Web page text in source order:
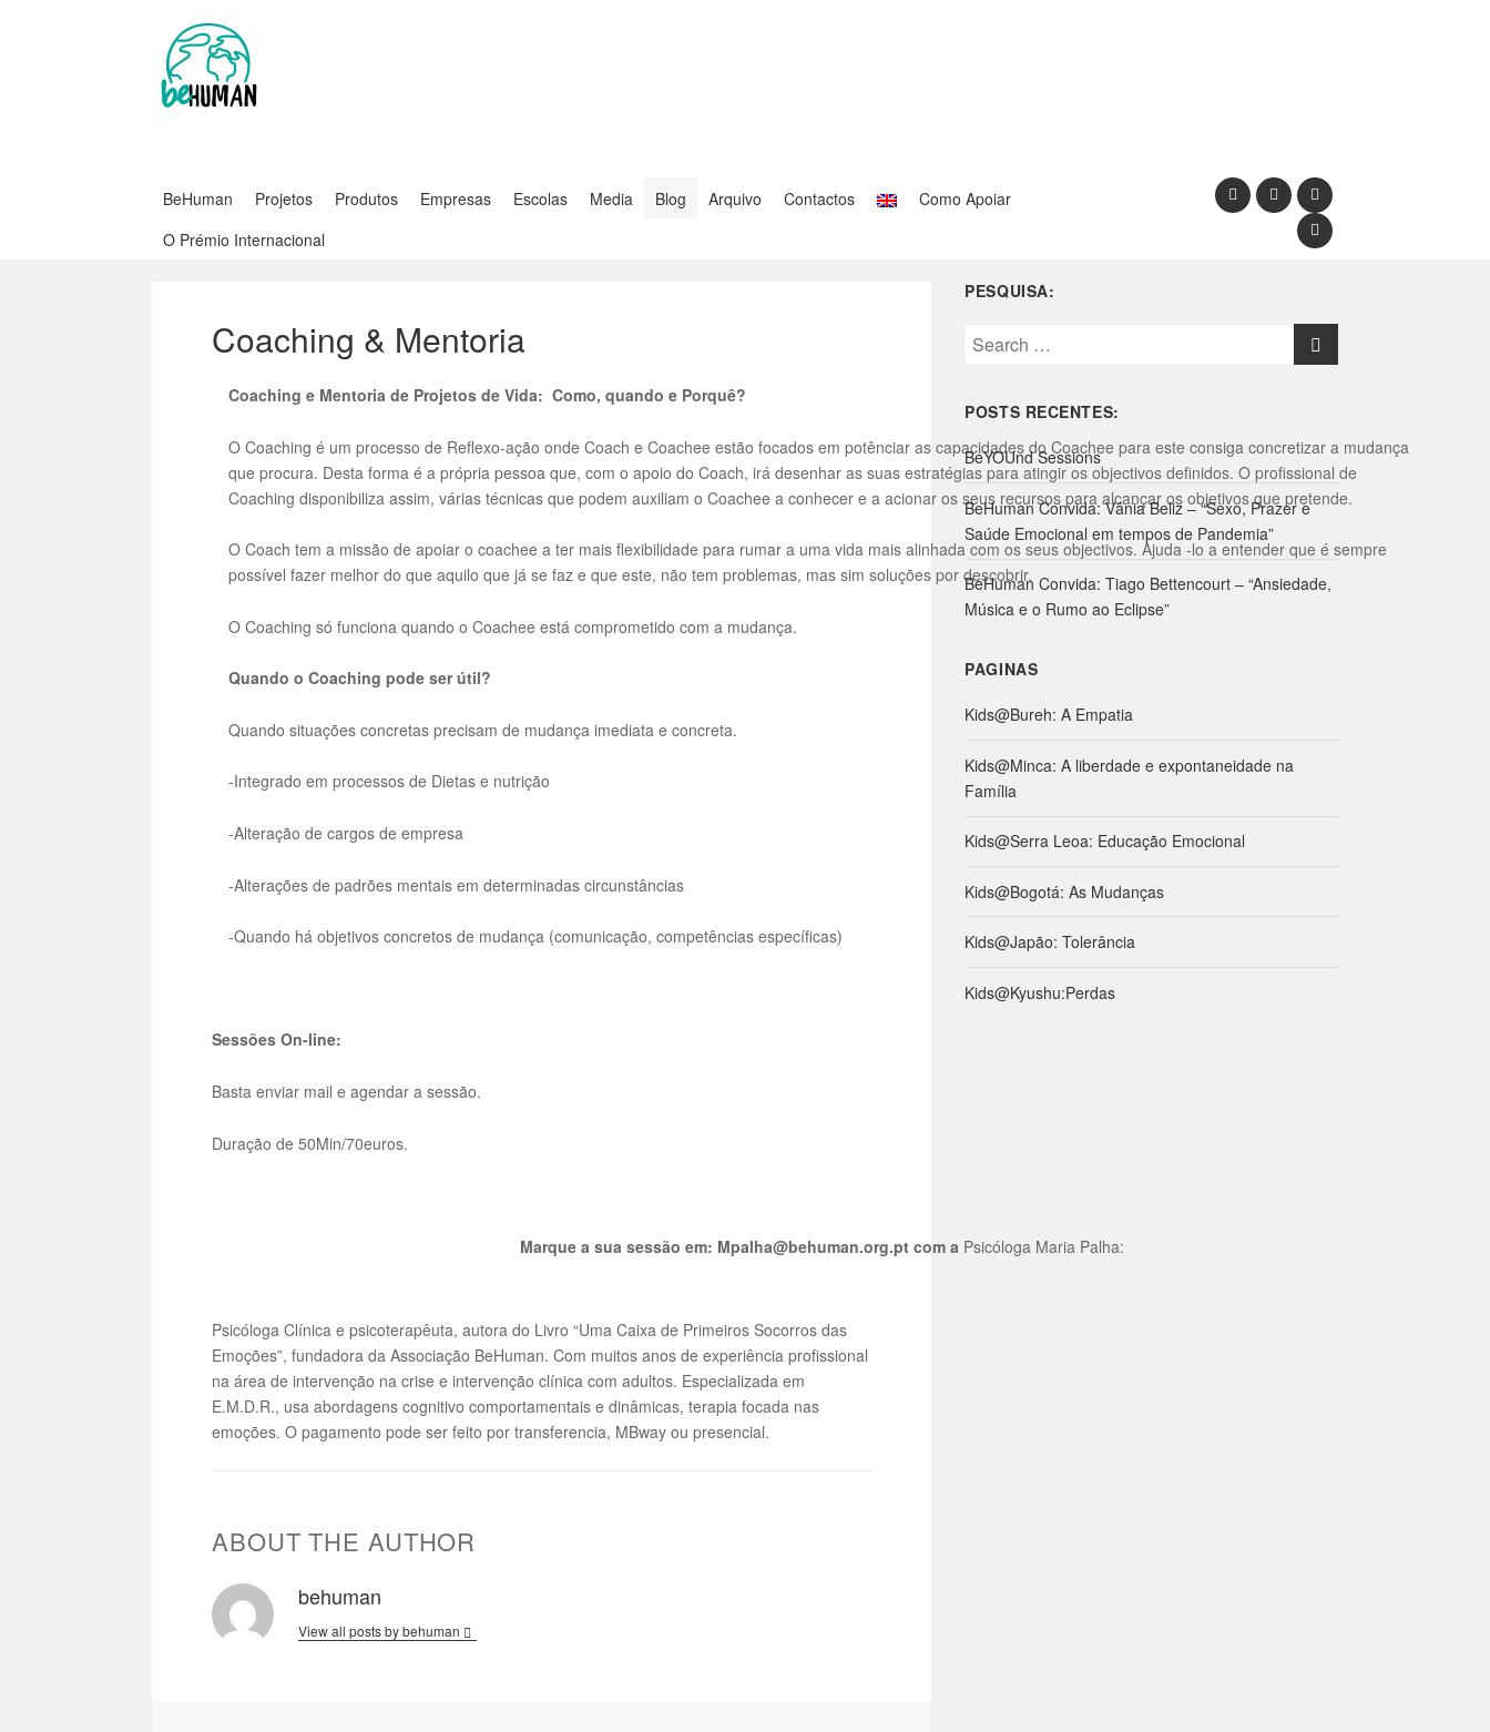
BeHuman Projetos Produtos Empresas Escolas Media Blog Arquivo Contactos
Como Apoiar
O Prémio Internacional
Coaching & Mentoria
Coaching e Mentoria de Projetos de Vida: Como, quando e Porquê?
O Coaching é um processo de Reflexo-ação onde Coach e Coachee estão focados em potênciar as capacidades do Coachee para este consiga concretizar a mudança
que procura. Desta forma é a própria pessoa que, com o apoio do Coach, irá desenhar as suas estratégias para atingir os objectivos definidos. O profissional de
Coaching disponibiliza assim, várias técnicas que podem auxiliam o Coachee a conhecer e a acionar os seus recursos para alcançar os objetivos que pretende.
O Coach tem a missão de apoiar o coachee a ter mais flexibilidade para rumar a uma vida mais alinhada com os seus objectivos. Ajuda -lo a entender que é sempre
possível fazer melhor do que aquilo que já se faz e que este, não tem problemas, mas sim soluções por descobrir.
O Coaching só funciona quando o Coachee está comprometido com a mudança.
Quando o Coaching pode ser útil?
Quando situações concretas precisam de mudança imediata e concreta.
-Integrado em processos de Dietas e nutrição
-Alteração de cargos de empresa
-Alterações de padrões mentais em determinadas circunstâncias
-Quando há objetivos concretos de mudança (comunicação, competências específicas)
Sessões On-line:
Basta enviar mail e agendar a sessão.
Duração de 50Min/70euros.
Marque a sua sessão em: Mpalha@behuman.org.pt com a Psicóloga Maria Palha:
Psicóloga Clínica e psicoterapêuta, autora do Livro “Uma Caixa de Primeiros Socorros das
Emoções”, fundadora da Associação BeHuman. Com muitos anos de experiência profissional
na área de intervenção na crise e intervenção clínica com adultos. Especializada em
E.M.D.R., usa abordagens cognitivo comportamentais e dinâmicas, terapia focada nas
emoções. O pagamento pode ser feito por transferencia, MBway ou presencial.
ABOUT THE AUTHOR
behuman
View all posts by behuman
PESQUISA:
S
r
h
o
r
:
POSTS RECENTES:
BeYOUnd Sessions
BeHuman Convida: Vânia Beliz – “Sexo, Prazer e
Saúde Emocional em tempos de Pandemia”
BeHuman Convida: Tiago Bettencourt – “Ansiedade,
Música e o Rumo ao Eclipse”
PAGINAS
Kids@Bureh: A Empatia
Kids@Minca: A liberdade e expontaneidade na
Família
Kids@Serra Leoa: Educação Emocional
Kids@Bogotá: As Mudanças
Kids@Japão: Tolerância
Kids@Kyushu:Perdas